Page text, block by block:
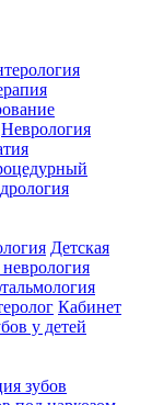
Неврология
Детская
неврология
Кабинет
у детей
зубов